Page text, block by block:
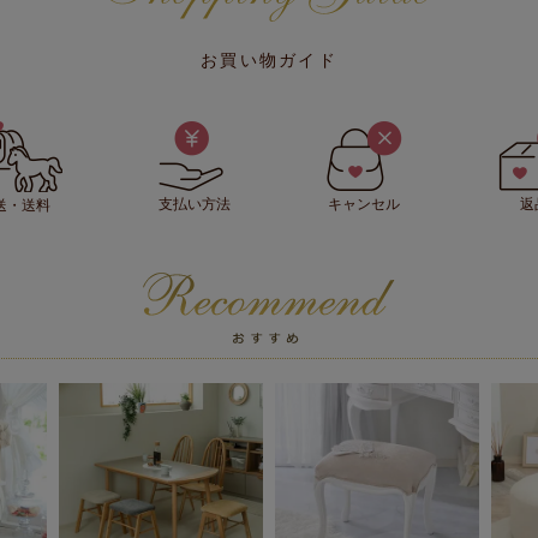
お買い物ガイド
・送料 支払い方法 キャンセル 返